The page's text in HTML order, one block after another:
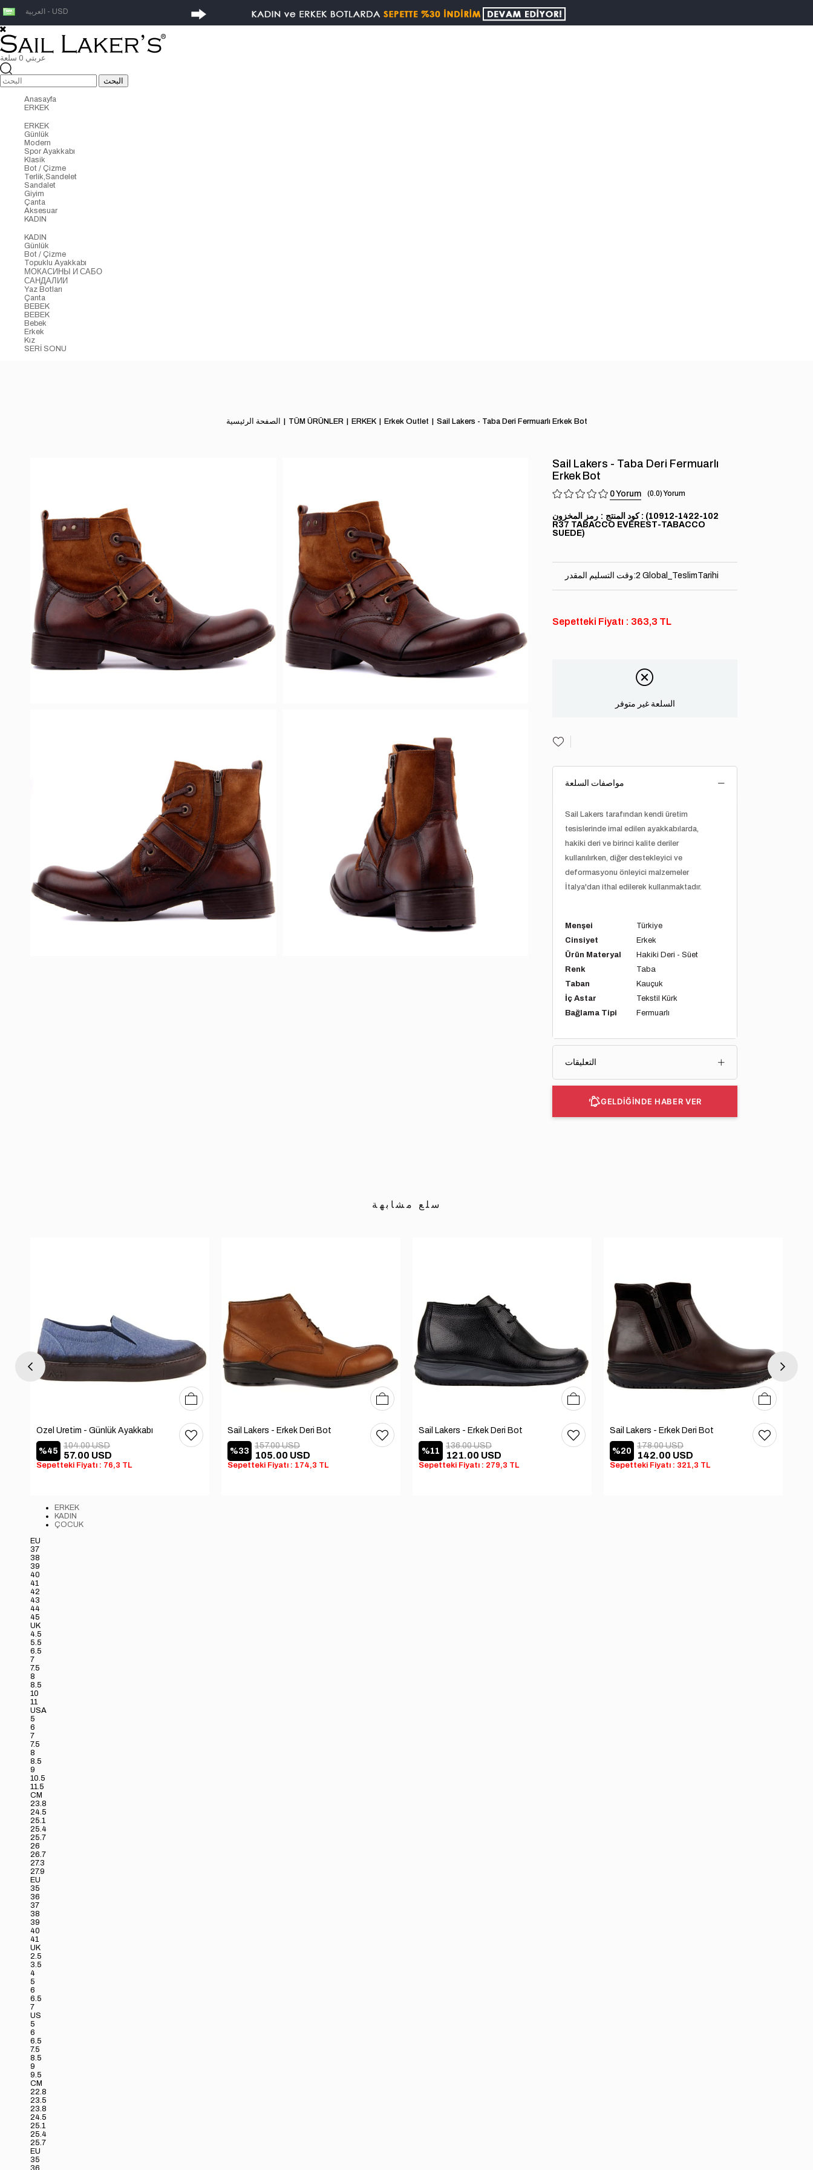
العربية - USD
عربتي 0 سلعة
Anasayfa
ERKEK
ERKEK
Günlük
Modern
Spor Ayakkabı
Klasik
Bot / Çizme
Terlik,Sandelet
Sandalet
Giyim
Çanta
Aksesuar
KADIN
KADIN
Günlük
Bot / Çizme
Topuklu Ayakkabı
МОКАСИНЫ И САБО
САНДАЛИИ
Yaz Botları
Çanta
BEBEK
BEBEK
Bebek
Erkek
Kız
SERİ SONU
الصفحة الرئيسية TÜM ÜRÜNLER ERKEK Erkek Outlet Sail Lakers - Taba Deri Fermuarlı Erkek Bot
Sail Lakers - Taba Deri Fermuarlı
Erkek Bot
0 0.0
رمز المخزون
(102-1422-10912
R37 TABACCO EVEREST-TABACCO
SUEDE)
وقت التسليم المقدر:2 Global_TeslimTarihi
Sepetteki Fiyatı : 363,3 TL
السلعة غير متوفر
مواصفات السلعة
Sail Lakers tarafından kendi üretim
tesislerinde imal edilen ayakkabılarda,
hakiki deri ve birinci kalite deriler
kullanılırken, diğer destekleyici ve
deformasyonu önleyici malzemeler
İtalya'dan ithal edilerek kullanmaktadır.
Menşei
Türkiye
Cinsiyet
Erkek
Ürün Materyal
Hakiki Deri - Süet
Renk
Taba
Taban
Kauçuk
İç Astar
Tekstil Kürk
Bağlama Tipi
Fermuarlı
التعليقات
GELDİĞİNDE HABER VER
سلع مشابهة
Özel Üretim - Günlük Ayakkabı
%45 57.00 USD
104.00 USD
Sepetteki Fiyatı : 76,3 TL
4041
Sail Lakers - Erkek Deri Bot
%33 105.00 USD
157.00 USD
Sepetteki Fiyatı : 174,3 TL
40
Sail Lakers - Erkek Deri Bot
%11 121.00 USD
136.00 USD
Sepetteki Fiyatı : 279,3 TL
4142
Sail Lakers - Erkek Deri Bot
%20 142.00 USD
178.00 USD
Sepetteki Fiyatı : 321,3 TL
4142
ERKEK
KADIN
ÇOCUK
EU
37
38
39
40
41
42
43
44
45
UK
4.5
5.5
6.5
7
7.5
8
8.5
10
11
USA
5
6
7
7.5
8
8.5
9
10.5
11.5
CM
23.8
24.5
25.1
25.4
25.7
26
26.7
27.3
27.9
EU
35
36
37
38
39
40
41
UK
2.5
3.5
4
5
6
6.5
7
US
5
6
6.5
7.5
8.5
9
9.5
CM
22.8
23.5
23.8
24.5
25.1
25.4
25.7
EU
35
36